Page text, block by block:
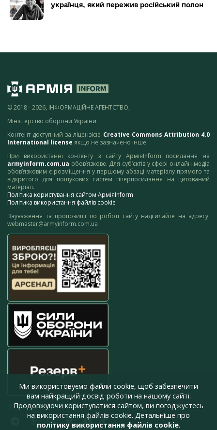
українця, який пережив російський полон
© 2018 - 2026, ІНФОРМАЦІЙНЕ АГЕНТСТВО,
Міністерство оборони України
Контент доступний за ліцензією Creative Commons Attribution 4.0
International license якщо не зазначено інше.
При використанні контенту з сайту АрміяInform посилання на
armyinform.com.ua обов’язкове. Для суб’єктів у сфері онлайн-медіа
обов’язковим є розміщення у першому абзаці матеріалу прямого та
відкритого для пошукових систем гіперпосилання на цитований
матеріал.
Політика користування сайтом АрміяInform
Політика використання файлів cookie
Зауваження та пропозиції по роботі сайту надсилайте на адресу:
webmaster@armyinform.com.ua
press@armyinform.com.ua
Ми використовуємо файли cookie, щоб забезпечити
вам найкращий досвід роботи на нашому сайті.
Продовжуючи користуватися сайтом, ви погоджуєтесь
на використання файлів cookie. Детальніше про
політику використання файлів cookie.